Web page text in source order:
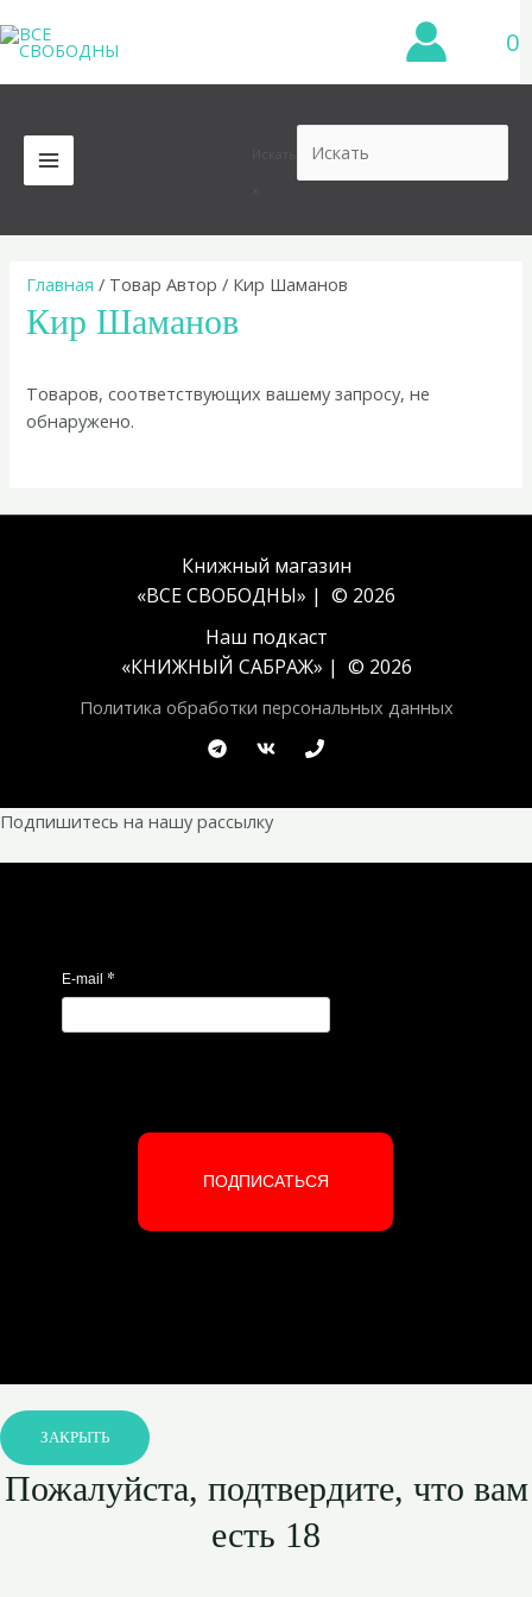
к
содержимому
0
MAIN
MENU
Главная / Товар Автор / Кир Шаманов
Кир Шаманов
Товаров, соответствующих вашему запросу, не
обнаружено.
Книжный магазин
«ВСЕ СВОБОДНЫ» | © 2026
Наш подкаст
«КНИЖНЫЙ САБРАЖ» | © 2026
Политика обработки персональных данных
Подпишитесь на нашу рассылку
E-mail *
ПОДПИСАТЬСЯ
ЗАКРЫТЬ
Пожалуйста, подтвердите, что вам
есть 18